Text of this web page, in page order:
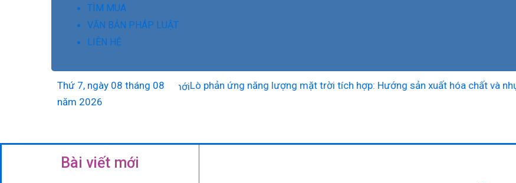
TÌM MUA
VĂN BẢN PHÁP LUẬT
LIÊN HỆ
Thứ 7, ngày 08 tháng 08
năm 2026
Lò phản ứng năng lượng mặt trời tích hợp: Hướng sản xuất hóa chất và nhựa “sạch”
Bài viết mới